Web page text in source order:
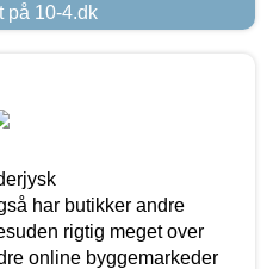
på 10-4.dk
har butikker andre
rigtig meget over
online byggemarkeder